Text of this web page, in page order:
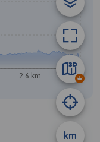
km
2.6 km 3.5 km